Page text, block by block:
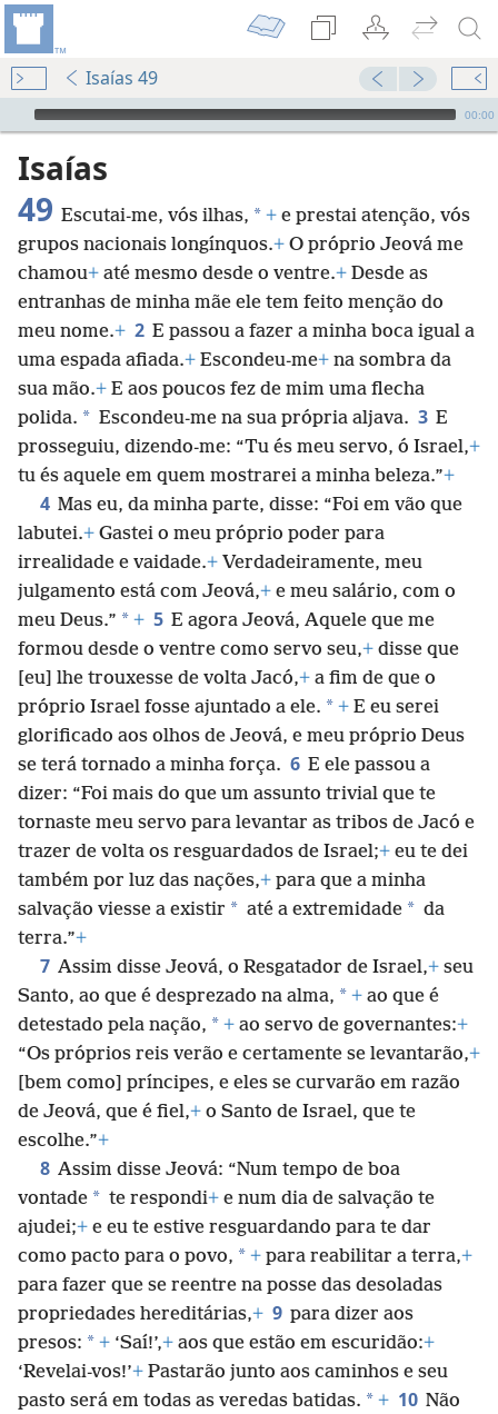
Isaías 49
Audio Player
00:00
Isaías
49 Escutai-me, vós ilhas, * + e prestai atenção, vós
grupos nacionais longínquos.+ O próprio Jeová me
chamou+ até mesmo desde o ventre.+ Desde as
entranhas de minha mãe ele tem feito menção do
meu nome.+ 2 E passou a fazer a minha boca igual a
uma espada afiada.+ Escondeu-me+ na sombra da
sua mão.+ E aos poucos fez de mim uma flecha
polida. * Escondeu-me na sua própria aljava. 3 E
prosseguiu, dizendo-me: “Tu és meu servo, ó Israel,+
tu és aquele em quem mostrarei a minha beleza.”+
4 Mas eu, da minha parte, disse: “Foi em vão que
labutei.+ Gastei o meu próprio poder para
irrealidade e vaidade.+ Verdadeiramente, meu
julgamento está com Jeová,+ e meu salário, com o
meu Deus.” * + 5 E agora Jeová, Aquele que me
formou desde o ventre como servo seu,+ disse que
[eu] lhe trouxesse de volta Jacó,+ a fim de que o
próprio Israel fosse ajuntado a ele. * + E eu serei
glorificado aos olhos de Jeová, e meu próprio Deus
se terá tornado a minha força. 6 E ele passou a
dizer: “Foi mais do que um assunto trivial que te
tornaste meu servo para levantar as tribos de Jacó e
trazer de volta os resguardados de Israel;+ eu te dei
também por luz das nações,+ para que a minha
salvação viesse a existir * até a extremidade * da
terra.”+
7 Assim disse Jeová, o Resgatador de Israel,+ seu
Santo, ao que é desprezado na alma, * + ao que é
detestado pela nação, * + ao servo de governantes:+
“Os próprios reis verão e certamente se levantarão,+
[bem como] príncipes, e eles se curvarão em razão
de Jeová, que é fiel,+ o Santo de Israel, que te
escolhe.”+
8 Assim disse Jeová: “Num tempo de boa
vontade * te respondi+ e num dia de salvação te
ajudei;+ e eu te estive resguardando para te dar
como pacto para o povo, * + para reabilitar a terra,+
para fazer que se reentre na posse das desoladas
propriedades hereditárias,+ 9 para dizer aos
presos: * + ‘Saí!’,+ aos que estão em escuridão:+
‘Revelai-vos!’+ Pastarão junto aos caminhos e seu
pasto será em todas as veredas batidas. * + 10 Não